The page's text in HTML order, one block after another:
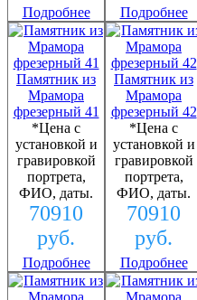
Подробнее Подробнее
Памятник из
Мрамора
фрезерный 41
*Цена с
установкой и
гравировкой
портрета,
ФИО, даты.
70910
руб.
Подробнее
Памятник из
Мрамора
фрезерный 42
*Цена с
установкой и
гравировкой
портрета,
ФИО, даты.
70910
руб.
Подробнее